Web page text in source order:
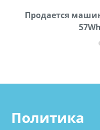
Продается
Продаются грабли
Политика